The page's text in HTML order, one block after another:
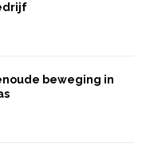
beweging in